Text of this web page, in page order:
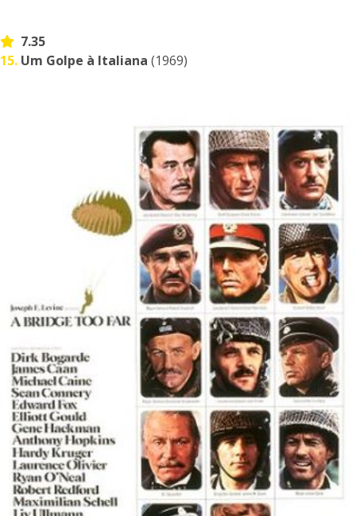
7.35
15. Um Golpe à Italiana (1969)